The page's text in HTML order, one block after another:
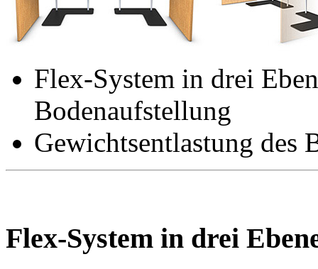
Flex-System in drei
Bodenaufstellung
Gewichtsentlastung des
Flex-System in drei